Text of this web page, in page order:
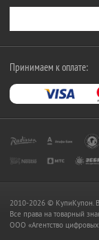
Принимаем к оплате:
2010-2026 © КупиКупон.
Все права на товарный
OOO «Агентство